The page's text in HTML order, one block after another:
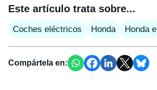
Este artículo trata sobre...
Coches eléctricos Honda Honda e
Compártela en: